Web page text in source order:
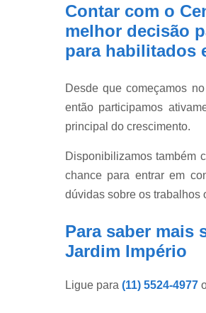
Contar com o
melhor decisão
para habilitados
Desde que começamos
então participamos
principal do crescimento.
Disponibilizamos também
chance para entrar em
dúvidas sobre os trabalhos
Para saber mais
Jardim Império
Ligue para (11) 5524-4977